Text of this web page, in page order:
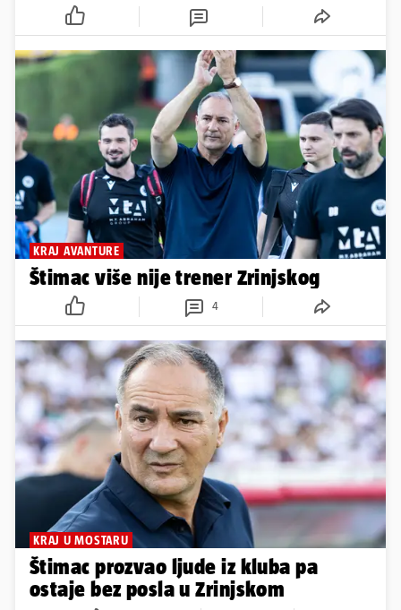
KRAJ AVANTURE
Štimac više nije trener Zrinjskog
4
KRAJ U MOSTARU
Štimac prozvao ljude iz kluba pa
ostaje bez posla u Zrinjskom